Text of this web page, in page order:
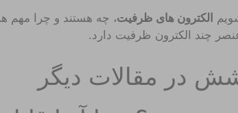
الکترون های ظرفیت، چه هستند و چرا مهم
چند الکترون ظرفیت دارد.
در مقالات دیگر